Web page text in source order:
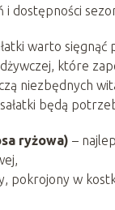
i dostępności
warto sięgnąć
które
niezbędnych
będą
ryżowa) –
pokrojony w